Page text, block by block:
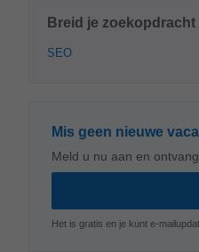
Breid je zoekopdracht
SEO
Mis geen nieuwe
Meld u nu aan en
Het is gratis en je kunt e-